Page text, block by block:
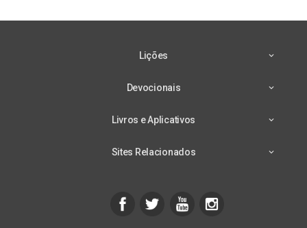
Lições
Devocionais
Livros e Aplicativos
Sites Relacionados